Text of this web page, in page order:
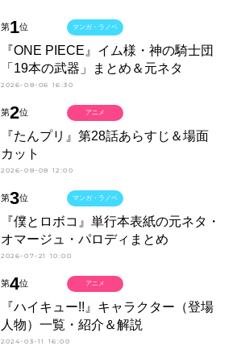
第1位
『ONE PIECE』イム様・神の騎士団
「19本の武器」まとめ＆元ネタ
2026-08-06 16:30
マンガ・ラノベ
第2位
『たんプリ』第28話あらすじ＆場面
カット
2026-08-08 12:00
アニメ
第3位
『僕とロボコ』単行本表紙の元ネタ・
オマージュ・パロディまとめ
2026-07-21 10:00
マンガ・ラノベ
第4位
『ハイキュー!!』キャラクター（登場
人物）一覧・紹介＆解説
2024-03-11 16:00
アニメ